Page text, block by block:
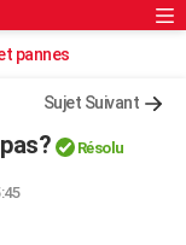
Rechercher
pannes
Sujet Suivant
Résolu